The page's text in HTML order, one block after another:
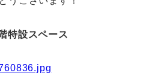
特設スペース